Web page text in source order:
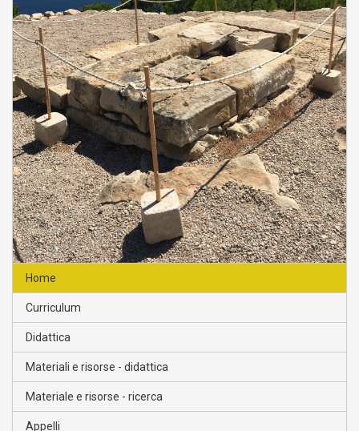
Home
Curriculum
Didattica
Materiali e risorse - didattica
Materiale e risorse - ricerca
Appelli